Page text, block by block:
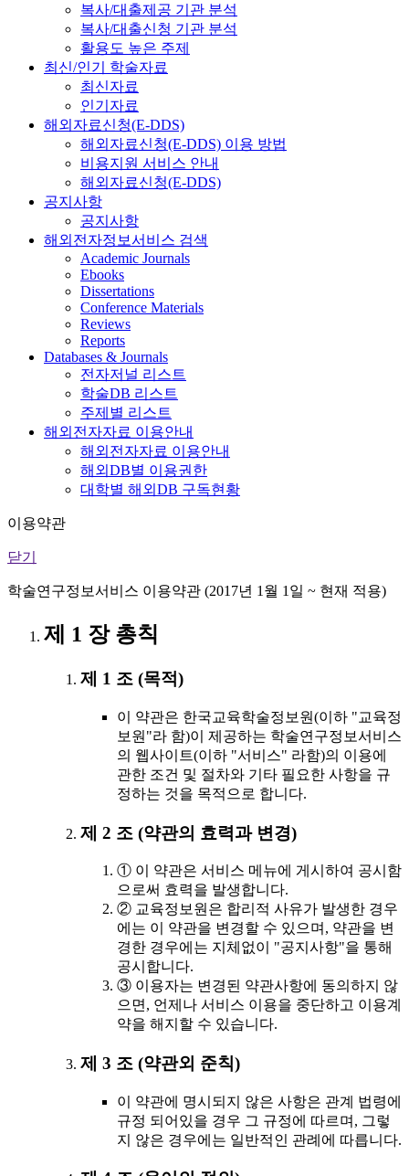
복사/대출제공 기관 분석
복사/대출신청 기관 분석
활용도 높은 주제
최신/인기 학술자료
최신자료
인기자료
해외자료신청(E-DDS)
해외자료신청(E-DDS) 이용 방법
비용지원 서비스 안내
해외자료신청(E-DDS)
공지사항
공지사항
해외전자정보서비스 검색
Academic Journals
Ebooks
Dissertations
Conference Materials
Reviews
Reports
Databases & Journals
전자저널 리스트
학술DB 리스트
주제별 리스트
해외전자자료 이용안내
해외전자자료 이용안내
해외DB별 이용권한
대학별 해외DB 구독현황
이용약관
닫기
학술연구정보서비스 이용약관 (2017년 1월 1일 ~ 현재 적용)
제 1 장 총칙
제 1 조 (목적)
이 약관은 한국교육학술정보원(이하 "교육정
보원"라 함)이 제공하는 학술연구정보서비스
의 웹사이트(이하 "서비스" 라함)의 이용에
관한 조건 및 절차와 기타 필요한 사항을 규
정하는 것을 목적으로 합니다.
제 2 조 (약관의 효력과 변경)
① 이 약관은 서비스 메뉴에 게시하여 공시함
으로써 효력을 발생합니다.
② 교육정보원은 합리적 사유가 발생한 경우
에는 이 약관을 변경할 수 있으며, 약관을 변
경한 경우에는 지체없이 "공지사항"을 통해
공시합니다.
③ 이용자는 변경된 약관사항에 동의하지 않
으면, 언제나 서비스 이용을 중단하고 이용계
약을 해지할 수 있습니다.
제 3 조 (약관외 준칙)
이 약관에 명시되지 않은 사항은 관계 법령에
규정 되어있을 경우 그 규정에 따르며, 그렇
지 않은 경우에는 일반적인 관례에 따릅니다.